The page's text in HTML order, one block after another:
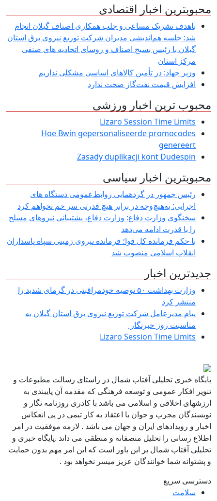
محبوبترین اخبار اقتصادی
باهدف تشریک مساعی و جلب همکاری اصناف گیلان انجام
شد: جلسه هم‌اندیشی مدیران شركت توزیع نیروی برق استان
گیلان با رئیس بسیج اصناف و روسای اتحادیه های صنفی
مركز استان
وزیر جهاد: در تأمین کالاهای اساسی مشکلی نداریم
افزایش قیمت نفت‌گاز صحت ندارد
محبوب ترین اخبار ورزشی
Lizaro Session Time Limits
Hoe Bwin gepersonaliseerde promocodes
genereert
Zasady duplikacji kont Dudespin
محبوبترین اخبار سیاسی
رئیس جمهور در گردهمایی روابط‌عمومی دستگاه های
اجرایی: به‌هیچ‌وجه در برابر هیچ قدرتی سر خم نخواهم کرد
سخنگوی وزارت دفاع: وزارت دفاع، پشتیبانی نیرو‌های مسلح
را با قدرت ادامه می‌دهد
با حکم فرمانده کل قوا؛ فرمانده نیروی زمینی سپاه پاسداران
انقلاب اسلامی منصوب شد
جدیدترین اخبار
وزارت بهداشت ۵۰ توصیه خودمراقبتی در گرمای شدید را
منتشر کرد
پیام مدیرعامل شركت توزیع نیروی برق استان گیلان به
مناسبت روز خبرنگار ‌
Lizaro Session Time Limits
پایگاه خبری تحلیلی آفتاب شمال در راستای رسالت مطبوعات و
تنویر افکار عمومی و توسعه فرهنگی که مقدمه آن پایبندی به
ارزشهای اخلاقی و اسلامی می باشد با کادری روزنامه نگار و
نویسندگان مجرب و جوان با اعتقاد به کار تیمی در پی انعکاس
اخبار و رویدادهای ایران و جهان می باشد . لازمه موفقیت در امر
اطلاع رسانی را تحلیل منصفانه و منطقی می داند .پایگاه خبری و
تحلیلی آفتاب شمال بر این باور است که این امر مهم بدون حمایت
و پشتوانه شما خوانندگان عزیز میسر نخواهد بود .
دسترسی سریع
سلامت